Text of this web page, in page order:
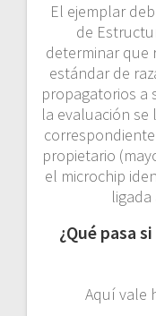
El ejemplar
de
determinar que
estándar de
propagatorios a
la evaluación
propietario
el microchip
¿Qué pasa
Aquí vale